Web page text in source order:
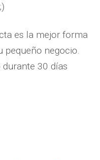
es la mejor forma
pequeño negocio.
30 días